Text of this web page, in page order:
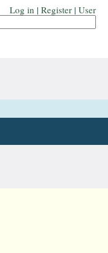
Log in | Register | User